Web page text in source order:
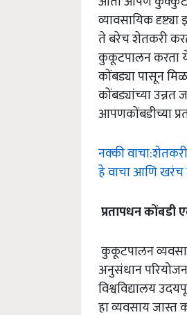
व्यावसायिक
ते बरेच शेतकरी
कुकूटपालन करता
कोंबड्या पासून
कोंबड्यांच्या
आपणकोंबडीच्या
नक्की
हे वाचा आणि खरंच
प्रतापधनकोंबडी
कुकूटपालन
अनुसंधान
विश्वविद्यालय
हा व्यवसाय